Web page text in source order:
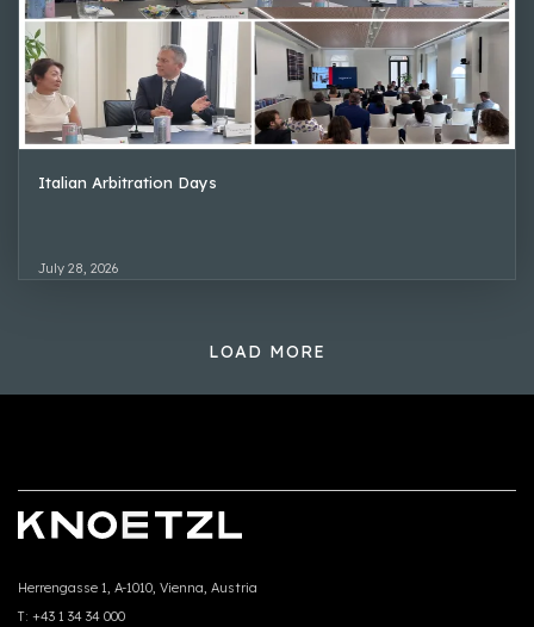
Italian Arbitration Days
July 28, 2026
LOAD MORE
Herrengasse 1, A-1010, Vienna, Austria
T: +43 1 34 34 000